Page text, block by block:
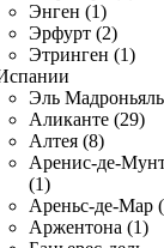
Энген (1)
Эрфурт (2)
Этринген (1)
Эль
Аликанте (29)
Алтея (8)
Аренис-де-
(1)
Ареньс-де-Мар
Аржентона (1)